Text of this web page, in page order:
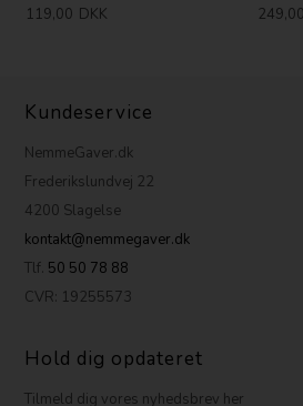
119,00 DKK
249,00
Kundeservice
NemmeGaver.dk
Frederikslundvej 22
4200 Slagelse
kontakt@nemmegaver.dk
Tlf. 50 50 78 88
CVR: 19255573
Hold dig opdateret
Tilmeld dig vores nyhedsbrev her